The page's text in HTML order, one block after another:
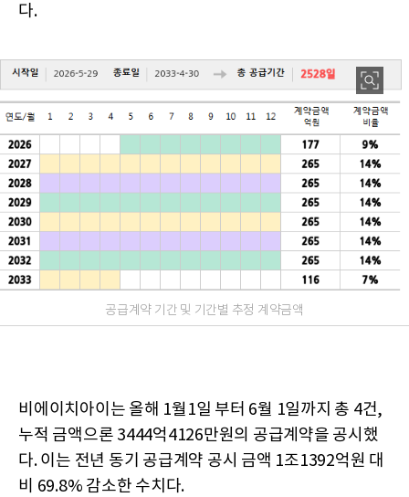
다.
공급계약 기간 및 기간별 추정 계약금액
비에이치아이는 올해 1월1일 부터 6월 1일까지 총 4건,
누적 금액으론 3444억4126만원의 공급계약을 공시했
다. 이는 전년 동기 공급계약 공시 금액 1조1392억원 대
비 69.8% 감소한 수치다.